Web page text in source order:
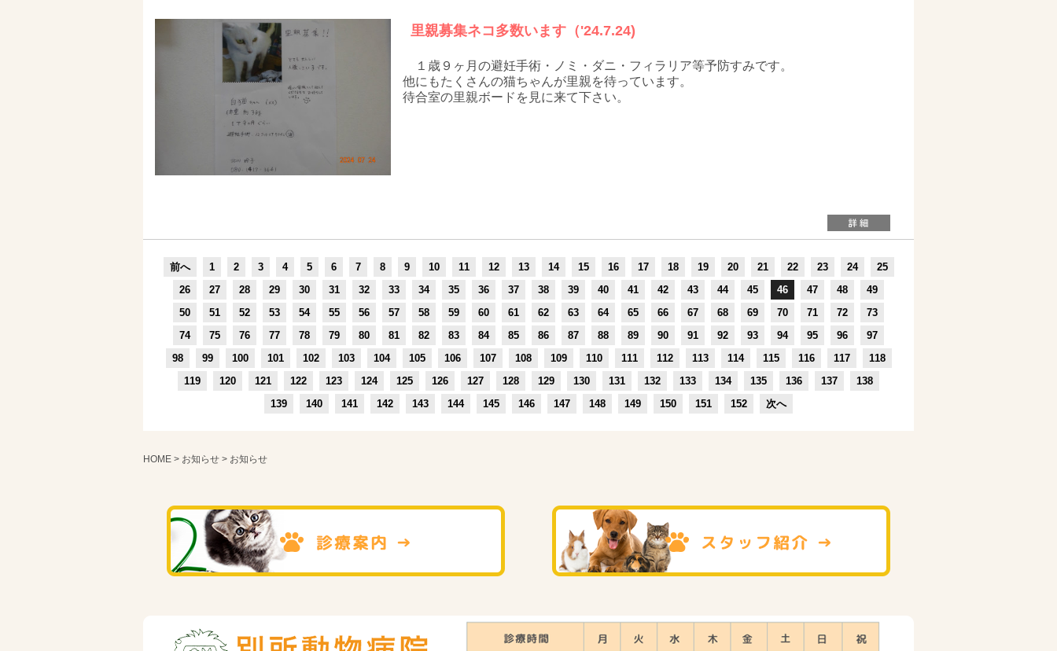
里親募集ネコ多数います（'24.7.24)
１歳９ヶ月の避妊手術・ノミ・ダニ・フィラリア等予防すみです。
他にもたくさんの猫ちゃんが里親を待っています。
待合室の里親ボードを見に来て下さい。
前へ 1 2 3 4 5 6 7 8 9 10 11 12 13 14 15 16 17 18 19 20 21 22 23 24
25
26
27 28 29 30 31 32 33 34 35 36 37 38 39 40 41 42 43 44 45 46 47 48
49
50
51 52 53 54 55 56 57 58 59 60 61 62 63 64 65 66 67 68 69 70 71 72
73
74
75 76 77 78 79 80 81 82 83 84 85 86 87 88 89 90 91 92 93 94 95 96
97
98
99 100 101 102 103 104 105 106 107 108 109 110 111 112 113 114 115 116 117
118
119
120 121 122 123 124 125 126 127 128 129 130 131 132 133 134 135 136 137
138
139
140 141 142 143 144 145 146 147 148 149 150 151 152 次へ
HOME > お知らせ > お知らせ